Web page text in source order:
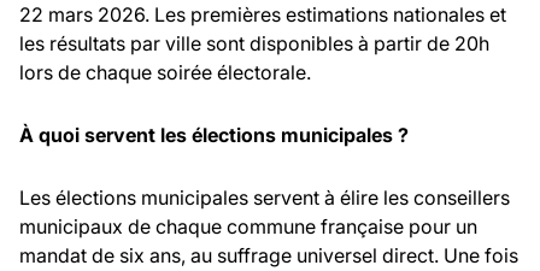
22 mars 2026. Les premières estimations nationales et
les résultats par ville sont disponibles à partir de 20h
lors de chaque soirée électorale.
À quoi servent les élections municipales ?
Les élections municipales servent à élire les conseillers
municipaux de chaque commune française pour un
mandat de six ans, au suffrage universel direct. Une fois